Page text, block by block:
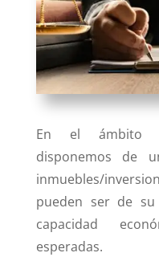
En el ámbito
disponemos de
inmuebles/
pueden ser de
capacidad
esperadas.